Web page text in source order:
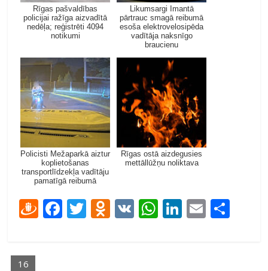
Rīgas pašvaldības
policijai ražīga aizvadītā
nedēļa; reģistrēti 4094
notikumi
Likumsargi Imantā
pārtrauc smagā reibumā
esoša elektrovelosipēda
vadītāja naksnīgo
braucienu
Policisti Mežaparkā aiztur
koplietošanas
transportlīdzekļa vadītāju
pamatīgā reibumā
Rīgas ostā aizdegusies
mettāllūžņu noliktava
D
ra
F
ac
T
w
O
d
V
K
W
h
Li
n
E
m
16